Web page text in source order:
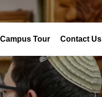
Campus Tour Contact Us